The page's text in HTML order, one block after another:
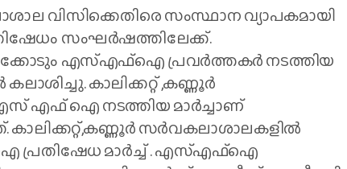
വിസിക്കെതിരെ സംസ്ഥാന വ്യാപകമായി
സംഘർഷത്തിലേക്ക്.
എസ്എഫ്ഐ പ്രവർത്തകർ നടത്തിയ
കാലിക്കറ്റ് ,കണ്ണൂർ
എഫ് ഐ നടത്തിയ മാർച്ചാണ്
കാലിക്കറ്റ്,കണ്ണൂർ സർവകലാശാലകളിൽ
പ്രതിഷേധ മാർച്ച് . എസ്എഫ്ഐ